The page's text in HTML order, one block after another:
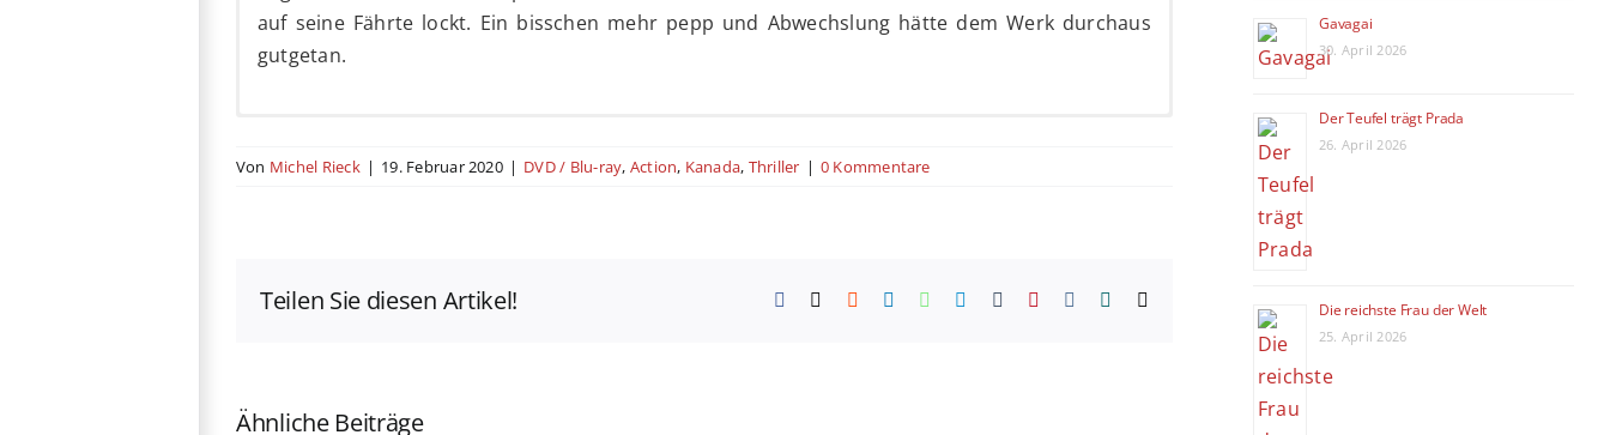
auf seine Fährte lockt. Ein bisschen mehr pepp und Abwechslung hätte dem Werk durchaus
gutgetan.
für ein kleines Nickerchen. Während Gina Carano extreme Präsenz zeigt und damit im
auch ohne Umschweife in den Plot direkt ein. Das Potential ist durchaus erkennbar, doch wird
Von Michel Rieck | 19. Februar 2020 | DVD / Blu-ray, Action, Kanada, Thriller | 0 Kommentare
Teilen Sie diesen Artikel! Facebook Reddit LinkedInWhatsAppTelegram
TumblrPinterest Xing
Ähnliche Beiträge
Gavagai
30. April 2026
Der Teufel trägt Prada
26. April 2026
Die reichste Frau der Welt
25. April 2026